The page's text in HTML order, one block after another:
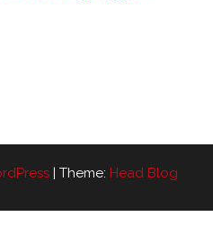
| Theme: Head Blog